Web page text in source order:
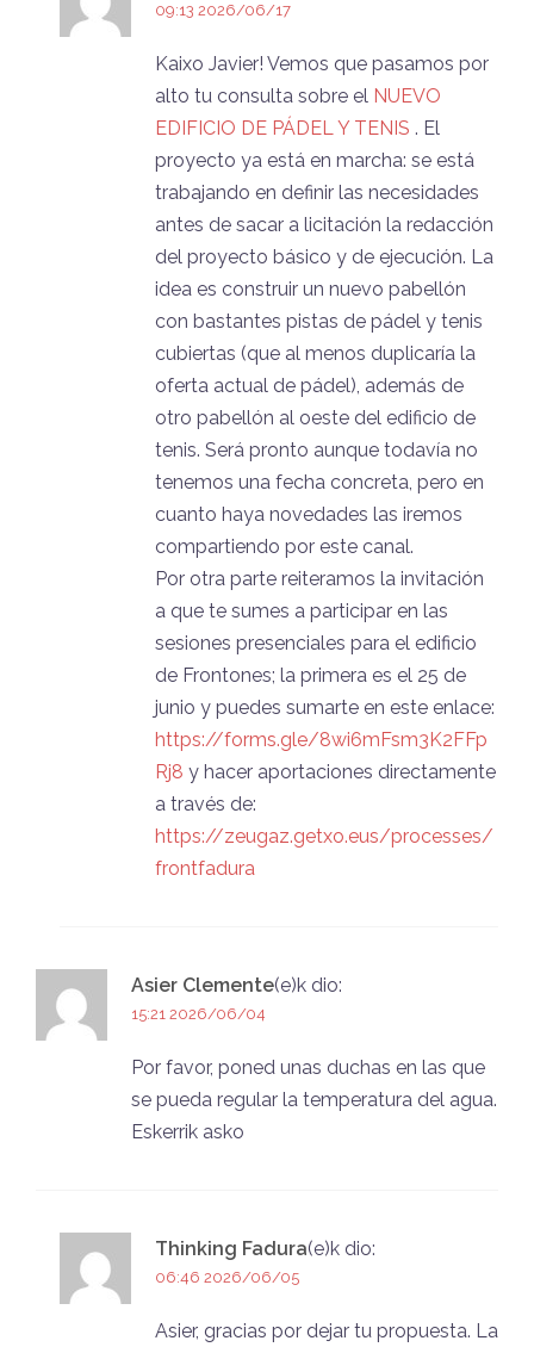
09:13 2026/06/17
Kaixo Javier! Vemos que pasamos por
alto tu consulta sobre el NUEVO
EDIFICIO DE PÁDEL Y TENIS . El
proyecto ya está en marcha: se está
trabajando en definir las necesidades
antes de sacar a licitación la redacción
del proyecto básico y de ejecución. La
idea es construir un nuevo pabellón
con bastantes pistas de pádel y tenis
cubiertas (que al menos duplicaría la
oferta actual de pádel), además de
otro pabellón al oeste del edificio de
tenis. Será pronto aunque todavía no
tenemos una fecha concreta, pero en
cuanto haya novedades las iremos
compartiendo por este canal.
Por otra parte reiteramos la invitación
a que te sumes a participar en las
sesiones presenciales para el edificio
de Frontones; la primera es el 25 de
junio y puedes sumarte en este enlace:
https://forms.gle/8wi6mFsm3K2FFp
Rj8 y hacer aportaciones directamente
a través de:
https://zeugaz.getxo.eus/processes/
frontfadura
Asier Clemente(e)k dio:
15:21 2026/06/04
Por favor, poned unas duchas en las que
se pueda regular la temperatura del agua.
Eskerrik asko
Thinking Fadura(e)k dio:
06:46 2026/06/05
Asier, gracias por dejar tu propuesta. La